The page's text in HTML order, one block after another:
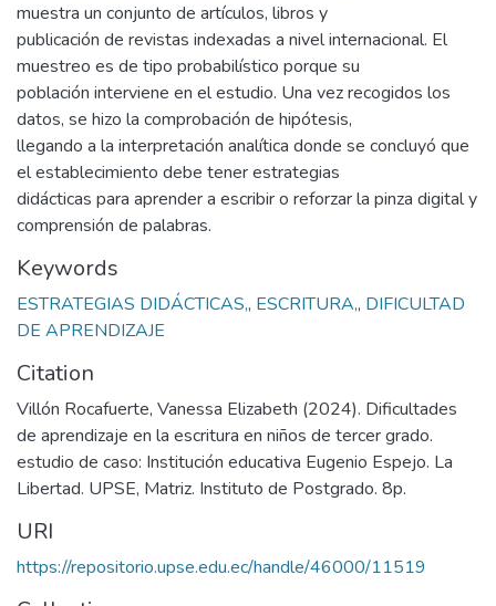
muestra un conjunto de artículos, libros y
publicación de revistas indexadas a nivel internacional. El
muestreo es de tipo probabilístico porque su
población interviene en el estudio. Una vez recogidos los
datos, se hizo la comprobación de hipótesis,
llegando a la interpretación analítica donde se concluyó que
el establecimiento debe tener estrategias
didácticas para aprender a escribir o reforzar la pinza digital y
comprensión de palabras.
Keywords
ESTRATEGIAS DIDÁCTICAS,, ESCRITURA,, DIFICULTAD
DE APRENDIZAJE
Citation
Villón Rocafuerte, Vanessa Elizabeth (2024). Dificultades
de aprendizaje en la escritura en niños de tercer grado.
estudio de caso: Institución educativa Eugenio Espejo. La
Libertad. UPSE, Matriz. Instituto de Postgrado. 8p.
URI
https://repositorio.upse.edu.ec/handle/46000/11519